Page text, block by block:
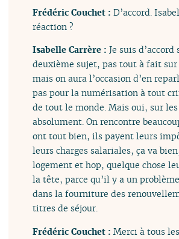
Frédéric Couchet :D’accord.
réaction ?
Isabelle Carrère :Je suis d’accord
deuxième sujet, pas tout à fait
mais on aura l’occasion d’en
pas pour la numérisation à tout
de tout le monde. Mais oui, sur les
absolument. On rencontre
ont tout bien, ils payent leurs
leurs charges salariales, ça va
logement et hop, quelque chose
la tête, parce qu’il y a un
dans la fourniture des
titres de séjour.
Frédéric Couchet :Merci à tous